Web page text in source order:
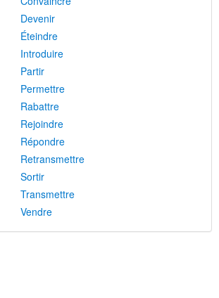
Devenir
Éteindre
Introduire
Partir
Permettre
Rabattre
Rejoindre
Répondre
Retransmettre
Sortir
Transmettre
Vendre